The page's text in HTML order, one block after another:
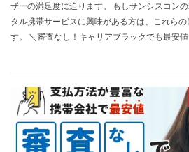
ザーの満足度に迫ります。 もしサンシスコン
タル携帯サービスに興味がある方は、これら
す。 ＼審査なし！キャリアブラックでも最安